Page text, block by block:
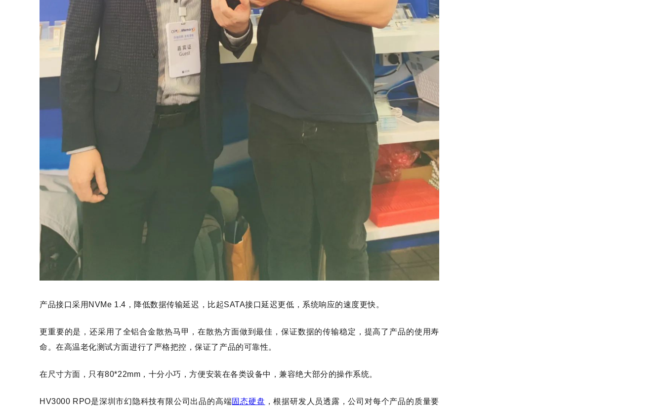
产品接口采用NVMe 1.4，降低数据传输延迟，比起SATA接口延迟更低，系统响应的速度更快。
更重要的是，还采用了全铝合金散热马甲，在散热方面做到最佳，保证数据的传输稳定，提高了产品的使用寿
命。在高温老化测试方面进行了严格把控，保证了产品的可靠性。
在尺寸方面，只有80*22mm，十分小巧，方便安装在各类设备中，兼容绝大部分的操作系统。
HV3000 RPO是深圳市幻隐科技有限公司出品的高端固态硬盘 ，根据研发人员透露，公司对每个产品的质量要